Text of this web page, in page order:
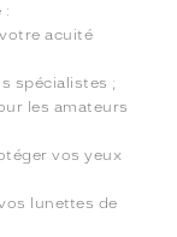
:
acuité
spécialistes ;
les amateurs
vos yeux
lunettes de